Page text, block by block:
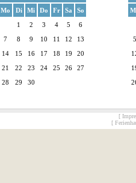
Mo
Di Mi Do Fr Sa
So
1
2 3 4 5
6
7
8 9 10 11 12
13
14
15 16 17 18 19
20
21
22 23 24 25 26
27
28
29 30
5
[
[